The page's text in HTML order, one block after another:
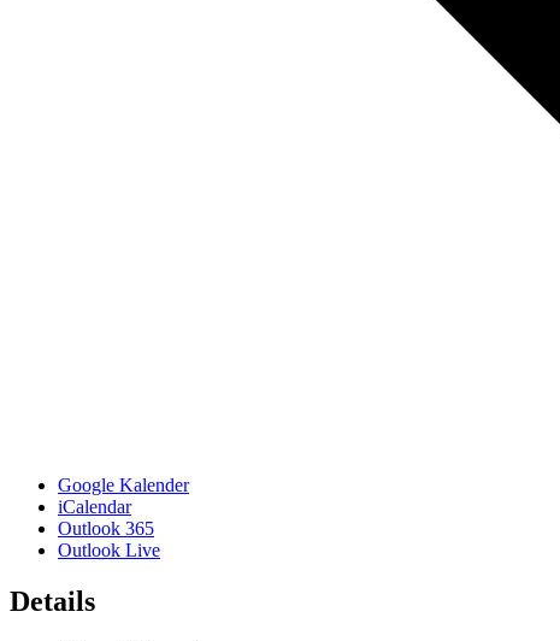
Google Kalender
iCalendar
Outlook 365
Outlook Live
Details